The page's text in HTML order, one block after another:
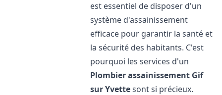
est essentiel de disposer d'un
système d'assainissement
efficace pour garantir la santé et
la sécurité des habitants. C'est
pourquoi les services d'un
Plombier assainissement Gif
sur Yvettesont si précieux.